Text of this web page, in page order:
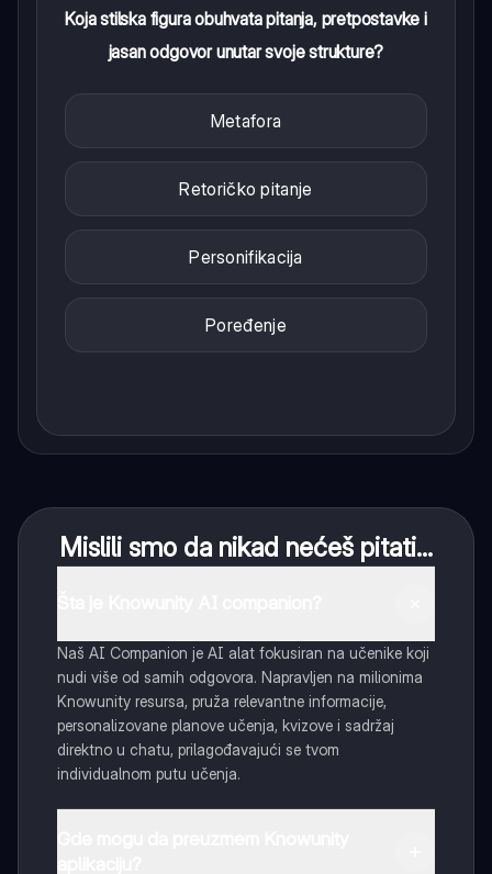
Koja stilska figura obuhvata pitanja, pretpostavke i
jasan odgovor unutar svoje strukture?
Metafora
Retoričko pitanje
Personifikacija
Poređenje
Mislili smo da nikad nećeš pitati...
Naš AI Companion je AI alat fokusiran na učenike koji
nudi više od samih odgovora. Napravljen na milionima
Knowunity resursa, pruža relevantne informacije,
personalizovane planove učenja, kvizove i sadržaj
direktno u chatu, prilagođavajući se tvom
individualnom putu učenja.